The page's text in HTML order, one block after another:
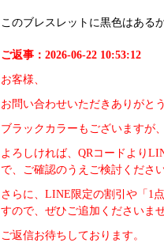
このブレスレットに黒色はある
ご返事：2026-06-22 10:53:12
お客様、
お問い合わせいただきありがと
ブラックカラーもございますが
よろしければ、QRコードより
で、ご確認のうえご検討ください
さらに、LINE限定の割引や「1
すので、ぜひご追加くださいませ
ご返信お待ちしております。